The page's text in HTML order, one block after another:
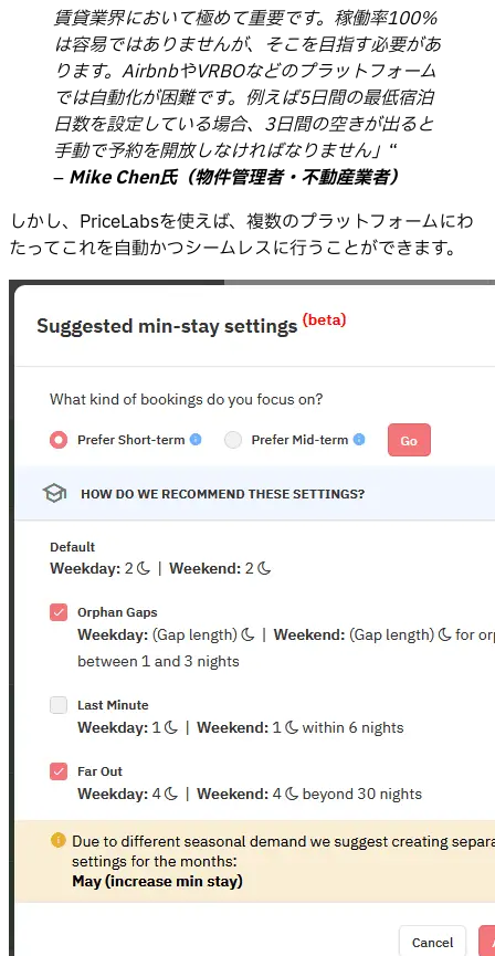
賃貸業界において極めて重要です。稼働率100%
は容易ではありませんが、そこを目指す必要があ
ります。AirbnbやVRBOなどのプラットフォーム
では自動化が困難です。例えば5日間の最低宿泊
日数を設定している場合、3日間の空きが出ると
手動で予約を開放しなければなりません」 “
– Mike Chen氏（物件管理者・不動産業者）
しかし、PriceLabsを使えば、複数のプラットフォームにわ
たってこれを自動かつシームレスに行うことができます。